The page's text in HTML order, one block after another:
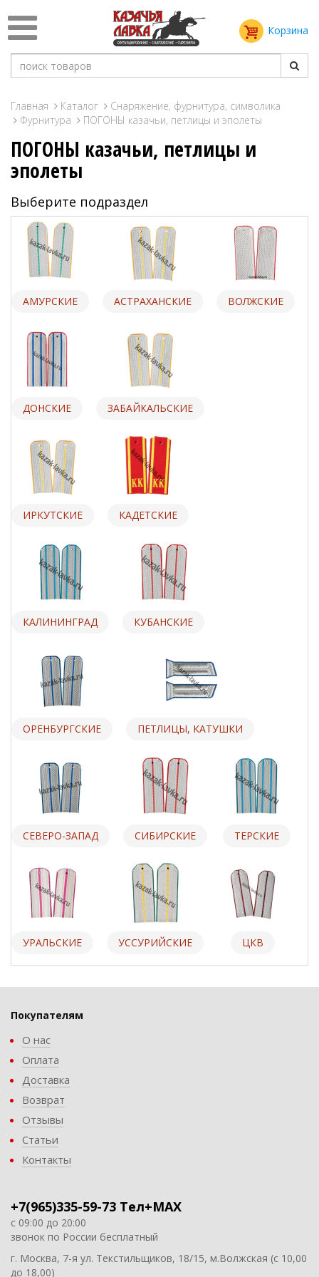
Корзина
Главная Каталог
Снаряжение, фурнитура, символика
Фурнитура
ПОГОНЫ казачьи, петлицы и эполеты
ПОГОНЫ казачьи, петлицы и
эполеты
Выберите подраздел
АМУРСКИЕ АСТРАХАНСКИЕ ВОЛЖСКИЕ
ДОНСКИЕ ЗАБАЙКАЛЬСКИЕ
ИРКУТСКИЕ КАДЕТСКИЕ
КАЛИНИНГРАД КУБАНСКИЕ
ОРЕНБУРГСКИЕ ПЕТЛИЦЫ, КАТУШКИ
СЕВЕРО-ЗАПАД СИБИРСКИЕ ТЕРСКИЕ
УРАЛЬСКИЕ УССУРИЙСКИЕ ЦКВ
Покупателям
О нас
Оплата
Доставка
Возврат
Отзывы
Статьи
Контакты
+7(965)335-59-73 Тел+MAX
с 09:00 до 20:00
звонок по России бесплатный
г. Москва, 7-я ул. Текстильщиков, 18/15, м.Волжская (с 10,00
до 18,00)